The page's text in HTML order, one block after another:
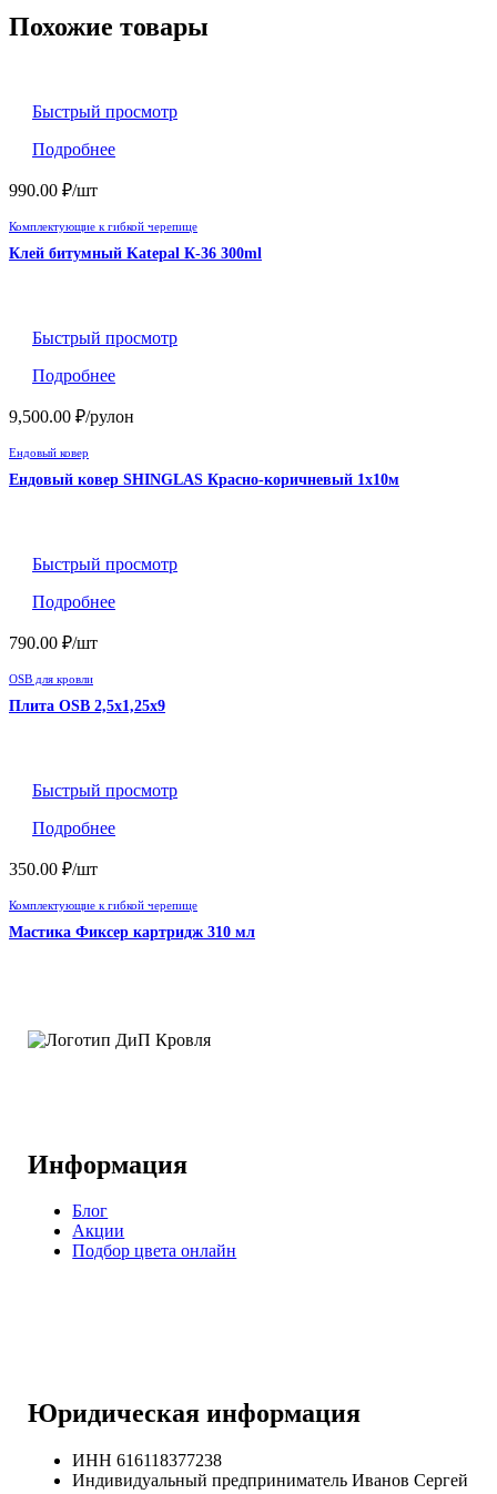
Похожие товары
Быстрый просмотр
Подробнее
990.00 ₽/шт
Комплектующие к гибкой черепице
Клей битумный Katepal К-36 300ml
Быстрый просмотр
Подробнее
9,500.00 ₽/рулон
Ендовый ковер
Ендовый ковер SHINGLAS Красно-коричневый 1х10м
Быстрый просмотр
Подробнее
790.00 ₽/шт
OSB для кровли
Плита OSB 2,5х1,25х9
Быстрый просмотр
Подробнее
350.00 ₽/шт
Комплектующие к гибкой черепице
Мастика Фиксер картридж 310 мл
Информация
Блог
Акции
Подбор цвета онлайн
Юридическая информация
ИНН 616118377238
Индивидуальный предприниматель Иванов Сергей